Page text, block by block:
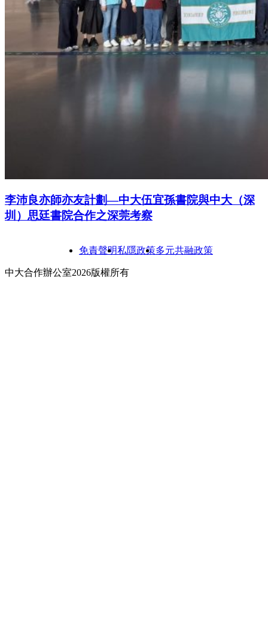
李沛良亦師亦友計劃—中大伍宜孫書院與中大（深
圳）思廷書院合作之深莞考察
免責聲明私隱政策多元共融政策
中大合作辦公室2026版權所有